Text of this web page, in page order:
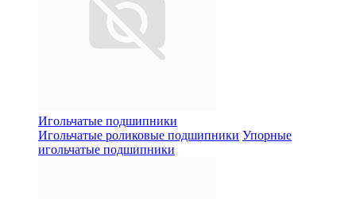
Игольчатые подшипники
Игольчатые роликовые подшипники Упорные
игольчатые подшипники